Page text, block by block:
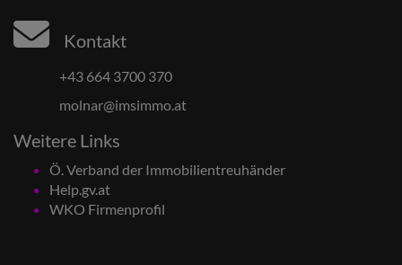
Kontakt
+43 664 3700 370
molnar@imsimmo.at
Weitere Links
Ö. Verband der Immobilientreuhänder
Help.gv.at
WKO Firmenprofil